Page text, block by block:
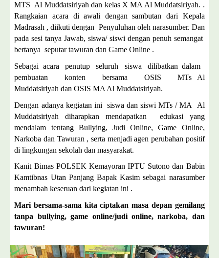
MTS Al Muddatsiriyah dan kelas X MA Al Muddatsiriyah. .
Rangkaian acara di awali dengan sambutan dari Kepala
Madrasah , diikuti dengan Penyuluhan oleh narasumber. Dan
pada sesi tanya Jawab, siswa/ siswi dengan penuh semangat
bertanya seputar tawuran dan Game Online .
Sebagai acara penutup seluruh siswa dilibatkan dalam
pembuatan konten bersama OSIS MTs Al
Muddatsiriyah dan OSIS MA Al Muddatsiriyah.
Dengan adanya kegiatan ini siswa dan siswi MTs / MA Al
Muddatsiriyah diharapkan mendapatkan edukasi yang
mendalam tentang Bullying, Judi Online, Game Online,
Narkoba dan Tawuran , serta menjadi agen perubahan positif
di lingkungan sekolah dan masyarakat.
Kanit Bimas POLSEK Kemayoran IPTU Sutono dan Babin
Kamtibnas Utan Panjang Bapak Kasim sebagai narasumber
menambah keseruan dari kegiatan ini .
Mari bersama-sama kita ciptakan masa depan gemilang
tanpa bullying, game online/judi online, narkoba, dan
tawuran!